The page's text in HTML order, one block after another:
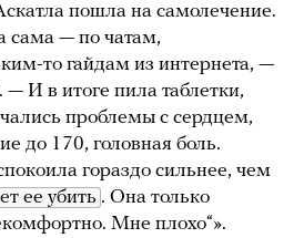
пошла на самолечение.
сама — по чатам,
то гайдам из интернета, —
— И в итоге пила таблетки,
проблемы с сердцем,
до 170, головная боль.
гораздо сильнее, чем
ее убить . Она только
Мне плохо“».